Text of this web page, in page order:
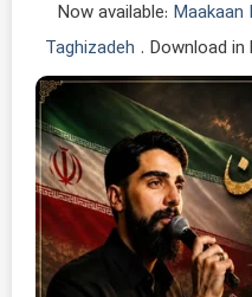
Now available: Maakaan
Taghizadeh . Download in